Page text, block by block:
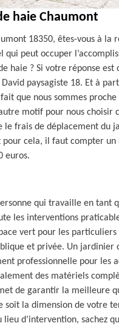
haie Chaumont
18350, êtes-vous à la
qui peut occuper
haie ? Si votre réponse est
paysagiste 18. Et à
que nous sommes
motif pour nous choisir
le frais de déplacement du
pour cela, il faut compter un
euros.
qui travaille en tant
les interventions
vert pour les particuliers
et privée. Un jardinier
professionnelle pour les
des matériels
de garantir la meilleure
soit la dimension de votre
d’intervention, sachez